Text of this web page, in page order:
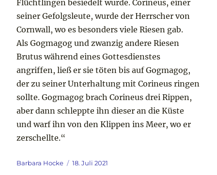
Flüchtlingen besiedelt wurde. Corineus, einer
seiner Gefolgsleute, wurde der Herrscher von
Cornwall, wo es besonders viele Riesen gab.
Als Gogmagog und zwanzig andere Riesen
Brutus während eines Gottesdienstes
angriffen, ließ er sie töten bis auf Gogmagog,
der zu seiner Unterhaltung mit Corineus ringen
sollte. Gogmagog brach Corineus drei Rippen,
aber dann schleppte ihn dieser an die Küste
und warf ihn von den Klippen ins Meer, wo er
zerschellte.“
Autor
Barbara Hocke
Veröffentlicht
18. Juli 2021